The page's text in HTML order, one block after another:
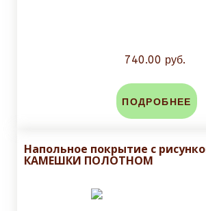
740.00 руб.
ПОДРОБНЕЕ
Напольное покрытие с
КАМЕШКИ ПОЛОТНОМ